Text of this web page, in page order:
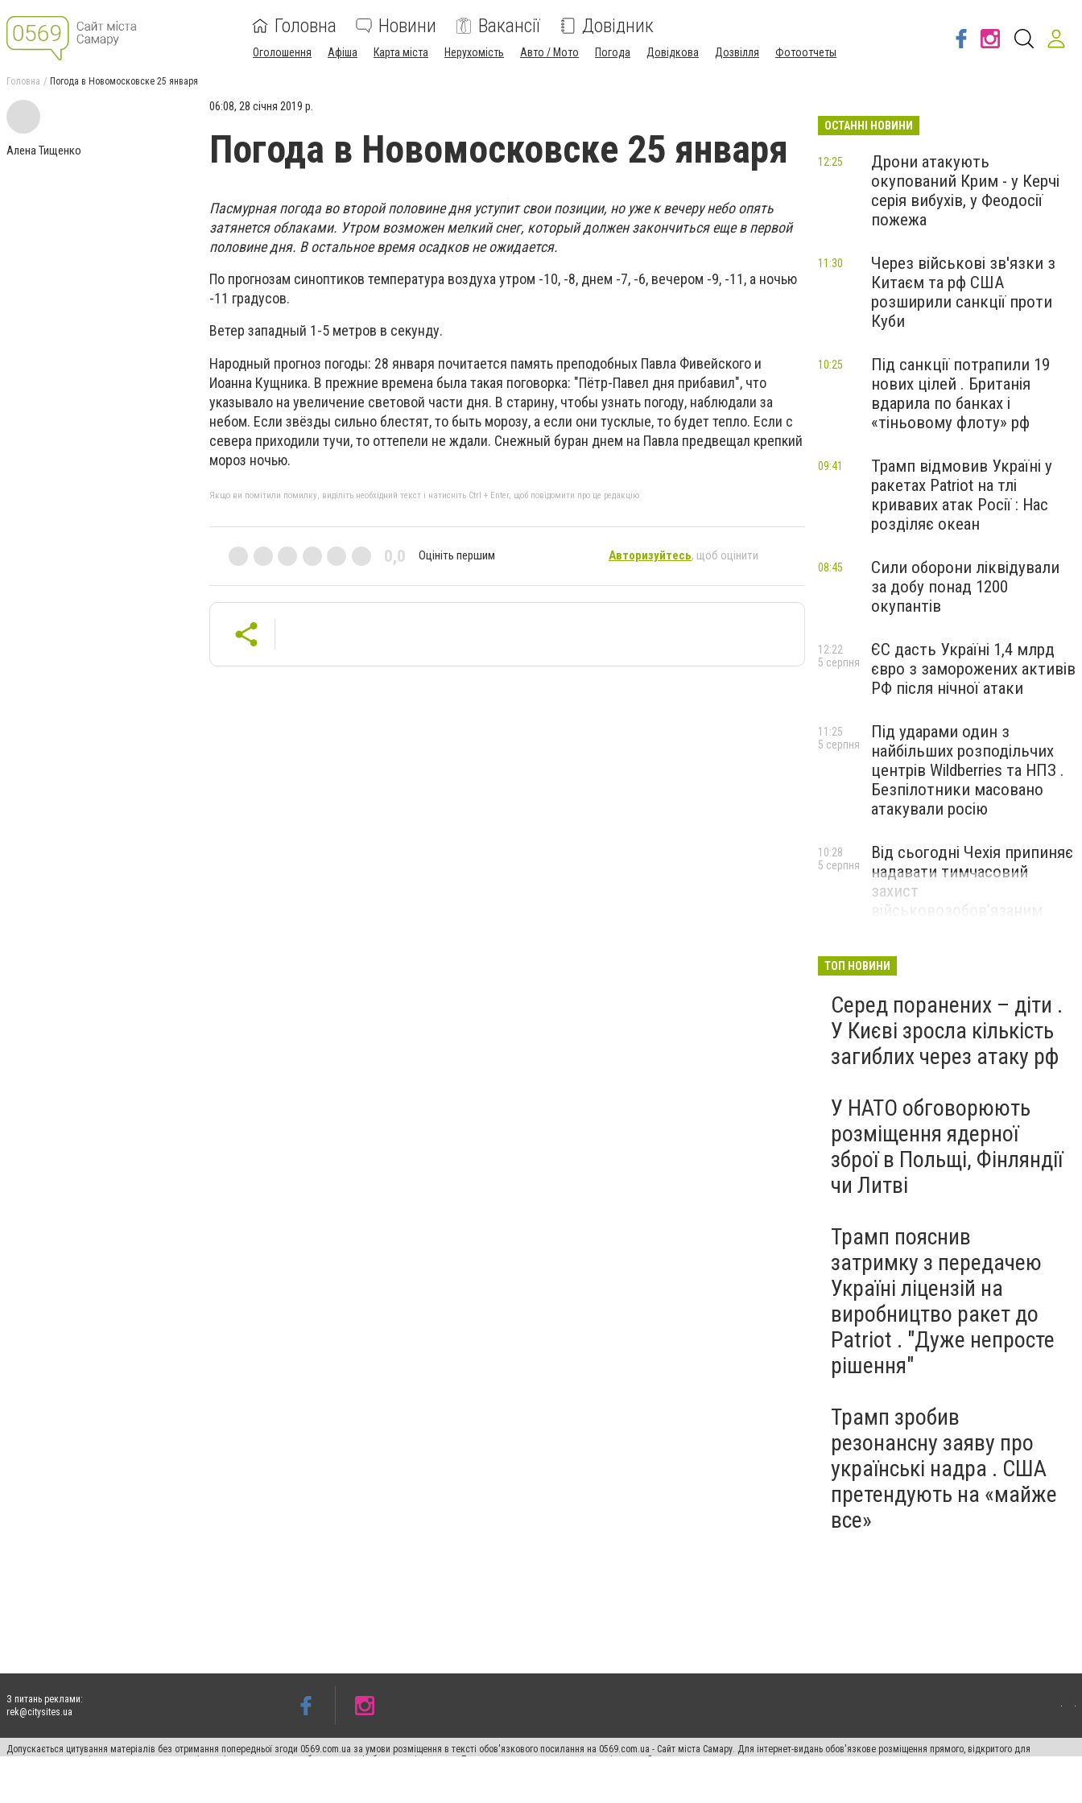
Головна Новини Вакансії Довідник
Оголошення Афіша Карта міста Нерухомість Авто / Мото Погода Довідкова Дозвілля Фотоотчеты
Головна Погода в Новомосковске 25 января
Алена Тищенко
06:08, 28 січня 2019 р.
Погода в Новомосковске 25 января
Пасмурная погода во второй половине дня уступит свои позиции, но уже к вечеру небо опять
затянется облаками. Утром возможен мелкий снег, который должен закончиться еще в первой
половине дня. В остальное время осадков не ожидается.
По прогнозам синоптиков температура воздуха утром -10, -8, днем -7, -6, вечером -9, -11, а ночью
-11 градусов.
Ветер западный 1-5 метров в секунду.
Народный прогноз погоды: 28 января почитается память преподобных Павла Фивейского и
Иоанна Кущника. В прежние времена была такая поговорка: "Пётр-Павел дня прибавил", что
указывало на увеличение световой части дня. В старину, чтобы узнать погоду, наблюдали за
небом. Если звёзды сильно блестят, то быть морозу, а если они тусклые, то будет тепло. Если с
севера приходили тучи, то оттепели не ждали. Снежный буран днем на Павла предвещал крепкий
мороз ночью.
Якщо ви помітили помилку, виділіть необхідний текст і натисніть Ctrl + Enter, щоб повідомити про це редакцію
0,0 Оцініть першим Авторизуйтесь, щоб оцінити
ОСТАННІ НОВИНИ
Дрони атакують
окупований Крим - у Керчі
серія вибухів, у Феодосії
пожежа
12:25
Через військові зв'язки з
Китаєм та рф США
розширили санкції проти
Куби
11:30
Під санкції потрапили 19
нових цілей . Британія
вдарила по банках і
«тіньовому флоту» рф
10:25
Трамп відмовив Україні у
ракетах Patriot на тлі
кривавих атак Росії : Нас
розділяє океан
09:41
Сили оборони ліквідували
за добу понад 1200
окупантів
08:45
ЄС дасть Україні 1,4 млрд
євро з заморожених активів
РФ після нічної атаки
12:22
5 серпня
Під ударами один з
найбільших розподільчих
центрів Wildberries та НПЗ .
Безпілотники масовано
атакували росію
11:25
5 серпня
Від сьогодні Чехія припиняє
надавати тимчасовий
захист
військовозобов’язаним
10:28
5 серпня
ТОП НОВИНИ
Серед поранених – діти .
У Києві зросла кількість
загиблих через атаку рф
У НАТО обговорюють
розміщення ядерної
зброї в Польщі, Фінляндії
чи Литві
Трамп пояснив
затримку з передачею
Україні ліцензій на
виробництво ракет до
Patriot . "Дуже непросте
рішення"
Трамп зробив
резонансну заяву про
українські надра . США
претендують на «майже
все»
З питань реклами:
rek@citysites.ua
Допускається цитування матеріалів без отримання попередньої згоди 0569.com.ua за умови розміщення в тексті обов'язкового посилання на 0569.com.ua - Сайт міста Самару. Для інтернет-видань обов'язкове розміщення прямого, відкритого для
пошукових систем гіперпосилання на цитовані статті не нижче другого абзацу в тексті або в якості джерела. Порушення виняткових прав переслідується Законом.